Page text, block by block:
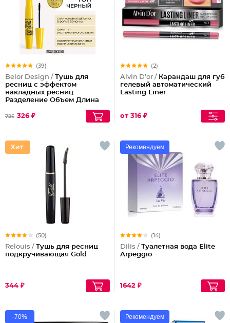
(39)
Belor Design / Тушь для
ресниц с эффектом
накладных ресниц
Разделение Объем Длина
725 326 ₽
(2)
Alvin D’or / Карандаш для губ
гелевый автоматический
Lasting Liner
от 316 ₽
(50)
Relouis / Тушь для ресниц
подкручивающая Gold
344 ₽
Рекомендуем
(14)
Dilis / Туалетная вода Elite
Arpeggio
1642 ₽
-70% Рекомендуем